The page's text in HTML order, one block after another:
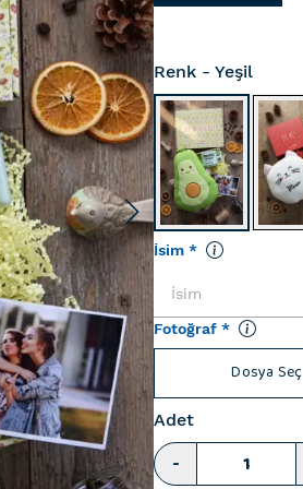
Renk - Yeşil
İsim *
Fotoğraf *
Dosya Seç
Adet
-